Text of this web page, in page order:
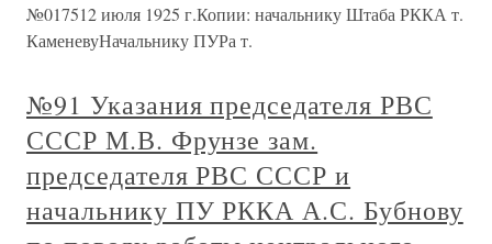
№017512 июля 1925 г.Копии: начальнику Штаба РККА т.
КаменевуНачальнику ПУРа т.
№91 Указания председателя РВС
СССР М.В. Фрунзе зам.
председателя РВС СССР и
начальнику ПУ РККА А.С. Бубнову